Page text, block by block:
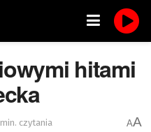
hitami
czytania AA